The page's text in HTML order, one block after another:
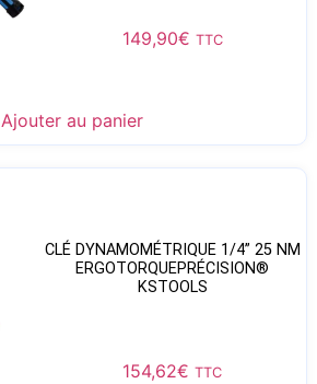
149,90€ TTC
Ajouter au panier
CLÉ DYNAMOMÉTRIQUE 1/4” 25 NM
ERGOTORQUEPRÉCISION®
KSTOOLS
154,62€ TTC